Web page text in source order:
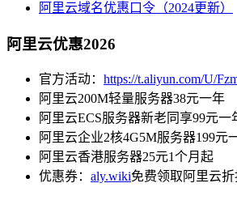
阿里云域名优惠口令（2024更新）
阿里云优惠2026
官方活动： https://t.aliyun.com/U/
阿里云200M轻量服务器38元一年
阿里云ECS服务器新老同享99元一
阿里云企业2核4G5M服务器199元
阿里云香港服务器25元1个月起
优惠券： aly.wiki免费领取阿里云